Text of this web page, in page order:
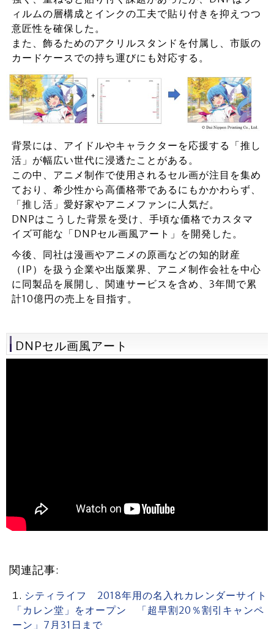
ィルムの層構成とインクの工夫で貼り付きを抑えつつ
意匠性を確保した。
また、飾るためのアクリルスタンドを付属し、市販の
カードケースでの持ち運びにも対応する。
背景には、アイドルやキャラクターを応援する「推し
活」が幅広い世代に浸透たことがある。
この中、アニメ制作で使用されるセル画が注目を集め
ており、希少性から高価格帯であるにもかかわらず、
「推し活」愛好家やアニメファンに人気だ。
DNPはこうした背景を受け、手頃な価格でカスタマ
イズ可能な「DNPセル画風アート」を開発した。
今後、同社は漫画やアニメの原画などの知的財産
（IP）を扱う企業や出版業界、アニメ制作会社を中心
に同製品を展開し、関連サービスを含め、3年間で累
計10億円の売上を目指す。
DNPセル画風アート
関連記事:
シティライフ 2018年用の名入れカレンダーサイト
「カレン堂」をオープン 「超早割20％割引キャンペ
ーン」7月31日まで